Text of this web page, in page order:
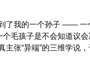
了我的一个孙子 ——
毛孩子是不会知道议
张“异端”的三维学说